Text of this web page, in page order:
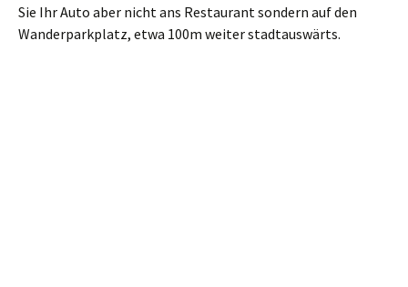
Sie Ihr Auto aber nicht ans Restaurant sondern auf den
Wanderparkplatz, etwa 100m weiter stadtauswärts.